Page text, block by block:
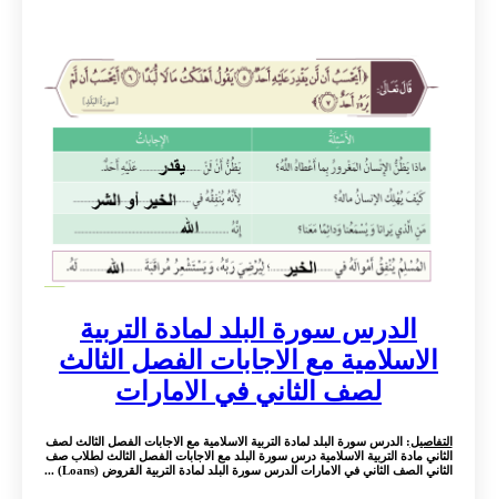
الدرس سورة البلد لمادة التربية
الاسلامية مع الاجابات الفصل الثالث
لصف الثاني في الامارات
التفاصيل: الدرس سورة البلد لمادة التربية الاسلامية مع الاجابات الفصل الثالث لصف
الثاني مادة التربية الاسلامية درس سورة البلد مع الاجابات الفصل الثالث لطلاب صف
الثاني الصف الثاني في الامارات الدرس سورة البلد لمادة التربية القروض (Loans) ...